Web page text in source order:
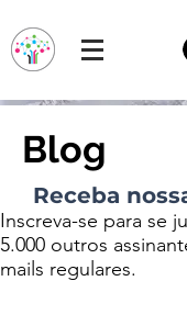
Blog
Receba
Inscreva-se para se
5.000 outros
mails regulares.